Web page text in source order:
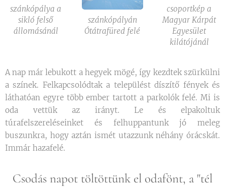
szánkópálya a
sikló felső
állomásánál
csoportkép a
Magyar Kárpát
Egyesület
kilátójánál
szánkópályán
Ótátrafüred felé
A nap már lebukott a hegyek mögé, így kezdtek szürkülni
a színek. Felkapcsolódtak a települést díszítő fények és
láthatóan egyre több ember tartott a parkolók felé. Mi is
oda vettük az irányt. Le és elpakoltuk
túrafelszereléseinket és felhuppantunk jó meleg
buszunkra, hogy aztán ismét utazzunk néhány órácskát.
Immár hazafelé.
Csodás napot töltöttünk el odafönt, a "tél